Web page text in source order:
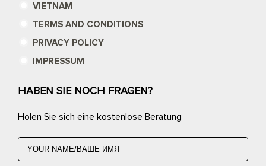
VIETNAM
TERMS AND CONDITIONS
PRIVACY POLICY
IMPRESSUM
HABEN SIE NOCH FRAGEN?
Holen Sie sich eine kostenlose Beratung